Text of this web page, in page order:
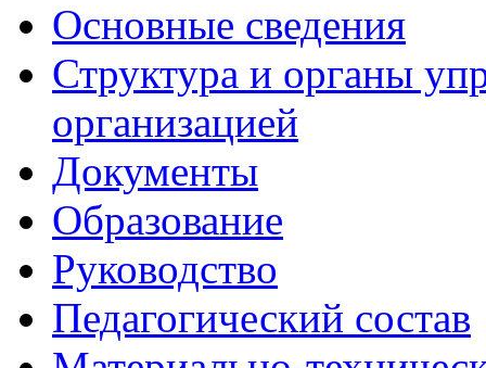
Основные сведения
Структура и органы
организацией
Документы
Образование
Руководство
Педагогический состав